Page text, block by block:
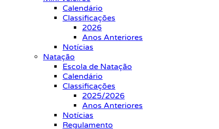
Calendário
Classificações
2026
Anos Anteriores
Notícias
Natação
Escola de Natação
Calendário
Classificações
2025/2026
Anos Anteriores
Notícias
Regulamento